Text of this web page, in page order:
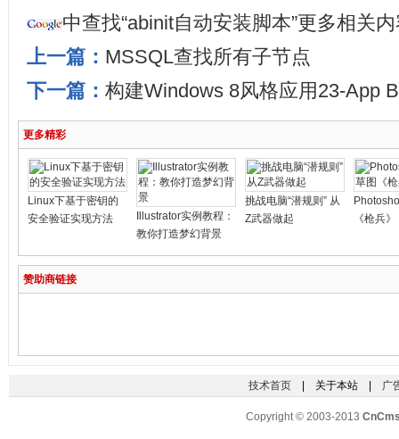
中查找“abinit自动安装脚本”更多相关
上一篇： MSSQL查找所有子节点
下一篇： 构建Windows 8风格应用23-App
更多精彩
Linux下基于密钥的
安全验证实现方法
Illustrator实例教程：
教你打造梦幻背景
挑战电脑“潜规则” 从
Z武器做起
《枪兵》
赞助商链接
技术首页| 关于本站 | 广
Copyright © 2003-2013